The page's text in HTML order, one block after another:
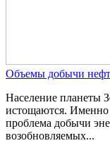
Объемы добычи
Население планеты
истощаются. Именно
проблема добычи
возобновляемых...